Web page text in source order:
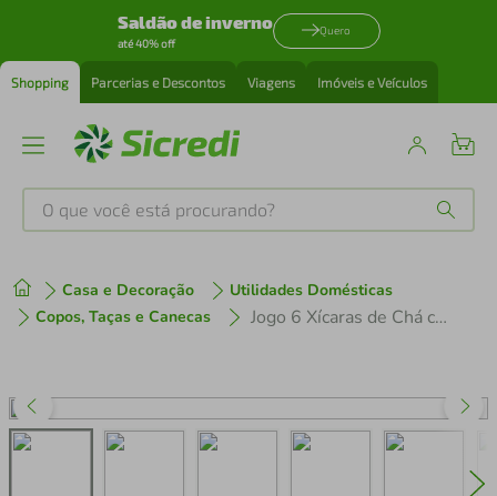
Saldão de inverno
até 40% off
Quero
Shopping Parcerias e Descontos Viagens Imóveis e Veículos
O que você está procurando?
Casa e Decoração
Utilidades Domésticas
Copos, Taças e Canecas
Jogo 6 Xícaras de Chá com Pires 185ml Porcelana Branca Leonora Tramontina Café Mesa Posta
1º tenis
3º perfume